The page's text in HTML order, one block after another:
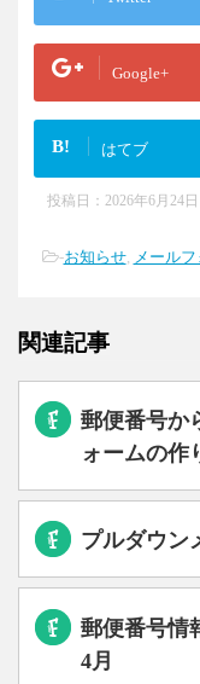
Google+
B! はてブ
投稿日：2026年6月24日
-お知らせ, メール
関連記事
郵便番号か
ォームの作
プルダウン
郵便番号情
4月